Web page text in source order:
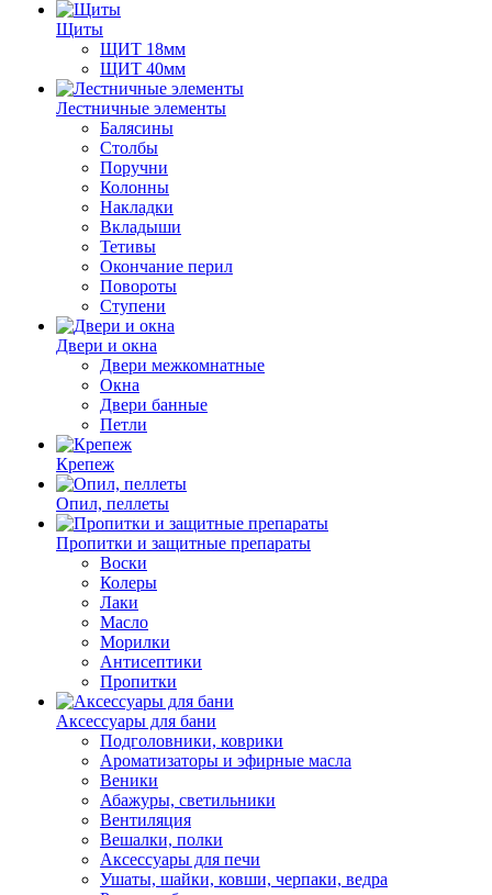
Щиты
ЩИТ 18мм
ЩИТ 40мм
Лестничные элементы
Балясины
Столбы
Поручни
Колонны
Накладки
Вкладыши
Тетивы
Окончание перил
Повороты
Ступени
Двери и окна
Двери межкомнатные
Окна
Двери банные
Петли
Крепеж
Опил, пеллеты
Пропитки и защитные препараты
Воски
Колеры
Лаки
Масло
Морилки
Антисептики
Пропитки
Аксессуары для бани
Подголовники, коврики
Ароматизаторы и эфирные масла
Веники
Абажуры, светильники
Вентиляция
Вешалки, полки
Аксессуары для печи
Ушаты, шайки, ковши, черпаки, ведра